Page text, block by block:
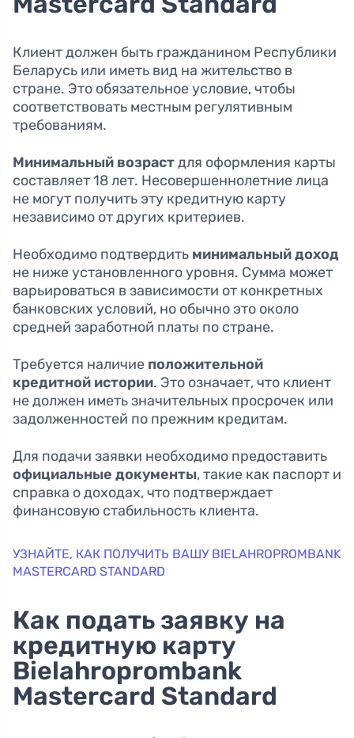
Клиент должен быть гражданином Республики
Беларусь или иметь вид на жительство в
стране. Это обязательное условие, чтобы
соответствовать местным регулятивным
требованиям.
Минимальный возрастдля оформления карты
составляет 18 лет. Несовершеннолетние лица
не могут получить эту кредитную карту
независимо от других критериев.
Необходимо подтвердить минимальный доход
не ниже установленного уровня. Сумма может
варьироваться в зависимости от конкретных
банковских условий, но обычно это около
средней заработной платы по стране.
Требуется наличие положительной
кредитной истории. Это означает, что клиент
не должен иметь значительных просрочек или
задолженностей по прежним кредитам.
Для подачи заявки необходимо предоставить
официальные документы, такие как паспорт и
справка о доходах, что подтверждает
финансовую стабильность клиента.
УЗНАЙТЕ, КАК ПОЛУЧИТЬ ВАШУ BIELAHROPROMBANK
MASTERCARD STANDARD
Как подать заявку на
кредитную карту
Bielahroprombank
Mastercard Standard